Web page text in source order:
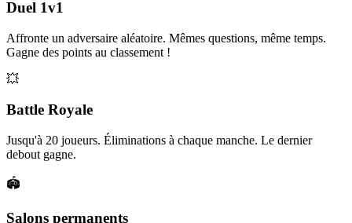
Duel 1v1
Affronte un adversaire aléatoire. Mêmes questions, même temps.
Gagne des points au classement !
💥
Battle Royale
Jusqu'à 20 joueurs. Éliminations à chaque manche. Le dernier
debout gagne.
🏟️
Salons permanents